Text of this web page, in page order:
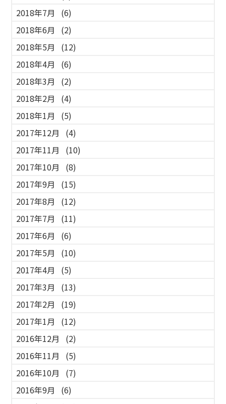
2018年7月
(6)
2018年6月
(2)
2018年5月
(12)
2018年4月
(6)
2018年3月
(2)
2018年2月
(4)
2018年1月
(5)
2017年12月
(4)
2017年11月
(10)
2017年10月
(8)
2017年9月
(15)
2017年8月
(12)
2017年7月
(11)
2017年6月
(6)
2017年5月
(10)
2017年4月
(5)
2017年3月
(13)
2017年2月
(19)
2017年1月
(12)
2016年12月
(2)
2016年11月
(5)
2016年10月
(7)
2016年9月
(6)